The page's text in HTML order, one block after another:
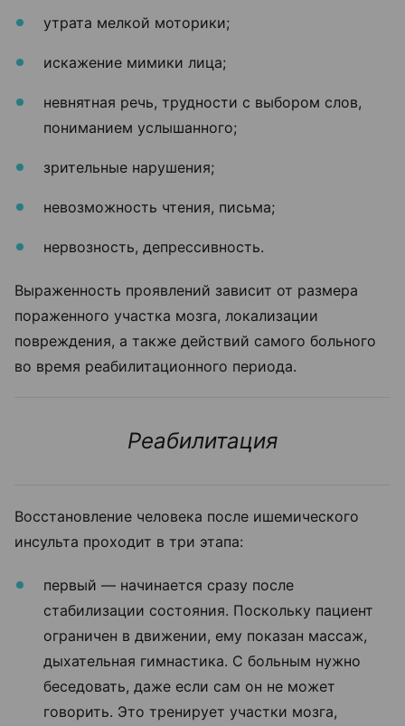
утрата мелкой моторики;
искажение мимики лица;
невнятная речь, трудности с выбором слов,
пониманием услышанного;
зрительные нарушения;
невозможность чтения, письма;
нервозность, депрессивность.
Выраженность проявлений зависит от размера
пораженного участка мозга, локализации
повреждения, а также действий самого больного
во время реабилитационного периода.
Реабилитация
Восстановление человека после ишемического
инсульта проходит в три этапа:
первый — начинается сразу после
стабилизации состояния. Поскольку пациент
ограничен в движении, ему показан массаж,
дыхательная гимнастика. С больным нужно
беседовать, даже если сам он не может
говорить. Это тренирует участки мозга,